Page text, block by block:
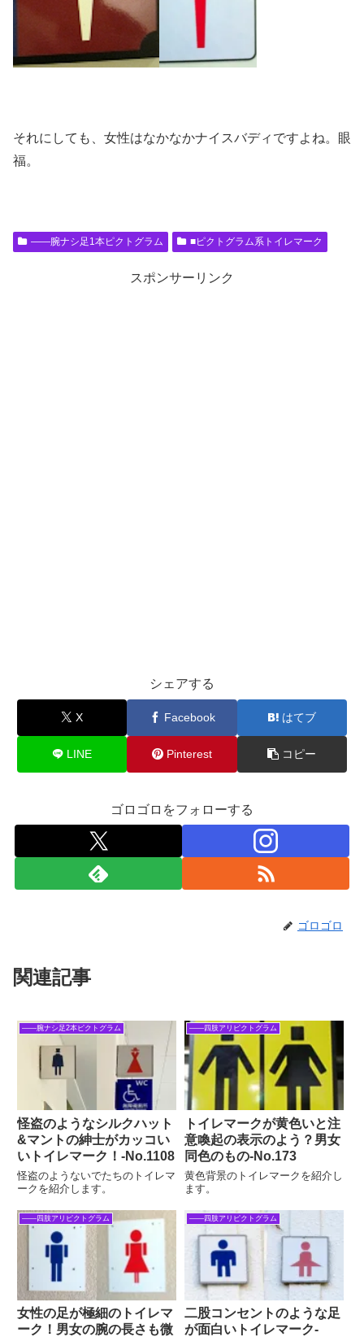
それにしても、女性はなかなかナイスバディですよね。眼
福。
――腕ナシ足1本ピクトグラム ■ピクトグラム系トイレマーク
スポンサーリンク
シェアする
X Facebook はてブ
LINE Pinterest コピー
ゴロゴロをフォローする
ゴロゴロ
関連記事
――腕ナシ足2本ピクトグラム
怪盗のようなシルクハット
&マントの紳士がカッコい
いトイレマーク！-No.1108
怪盗のようないでたちのトイレマ
ークを紹介します。
――四肢アリピクトグラム
トイレマークが黄色いと注
意喚起の表示のよう？男女
同色のもの-No.173
黄色背景のトイレマークを紹介し
ます。
――四肢アリピクトグラム
女性の足が極細のトイレマ
ーク！男女の腕の長さも微
――四肢アリピクトグラム
二股コンセントのような足
が面白いトイレマーク‐